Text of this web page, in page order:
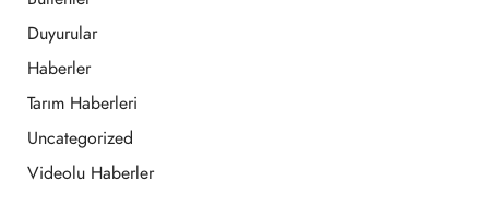
Duyurular
Haberler
Tarım Haberleri
Uncategorized
Videolu Haberler